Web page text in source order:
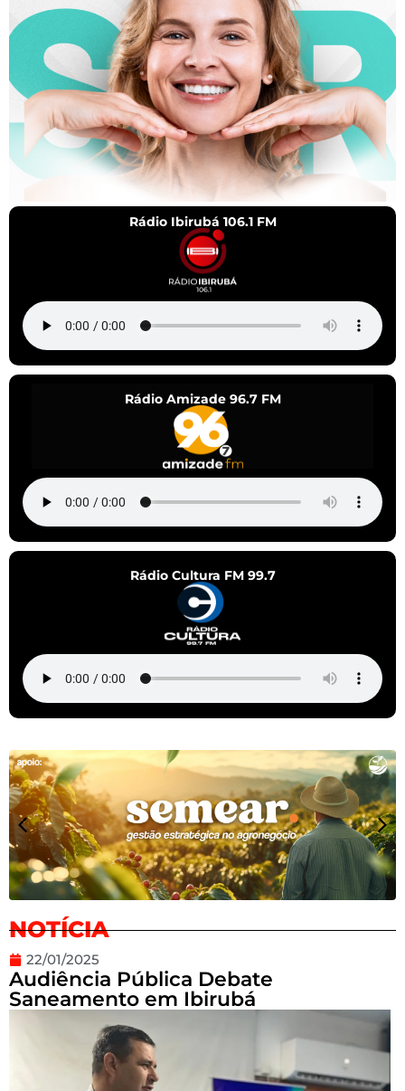
Rádio Ibirubá 106.1 FM
Rádio Amizade 96.7 FM
Rádio Cultura FM 99.7
NOTÍCIA
22/01/2025
Audiência Pública Debate
Saneamento em Ibirubá